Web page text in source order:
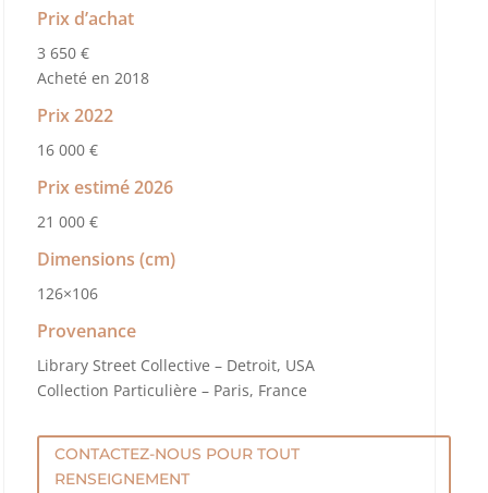
Prix d’achat
3 650 €
Acheté en 2018
Prix 2022
16 000 €
Prix estimé 2026
21 000 €
Dimensions (cm)
126×106
Provenance
Library Street Collective – Detroit, USA
Collection Particulière – Paris, France
CONTACTEZ-NOUS POUR TOUT
RENSEIGNEMENT